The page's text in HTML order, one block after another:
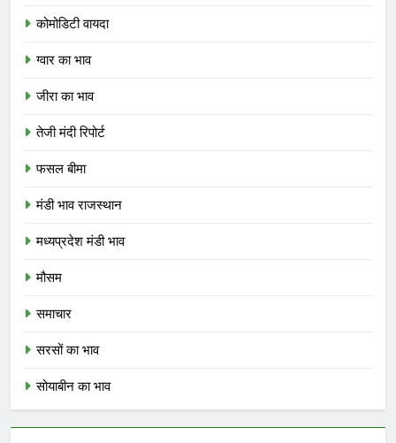
कोमोडिटी वायदा
ग्वार का भाव
जीरा का भाव
तेजी मंदी रिपोर्ट
फसल बीमा
मंडी भाव राजस्थान
मध्यप्रदेश मंडी भाव
मौसम
समाचार
सरसों का भाव
सोयाबीन का भाव